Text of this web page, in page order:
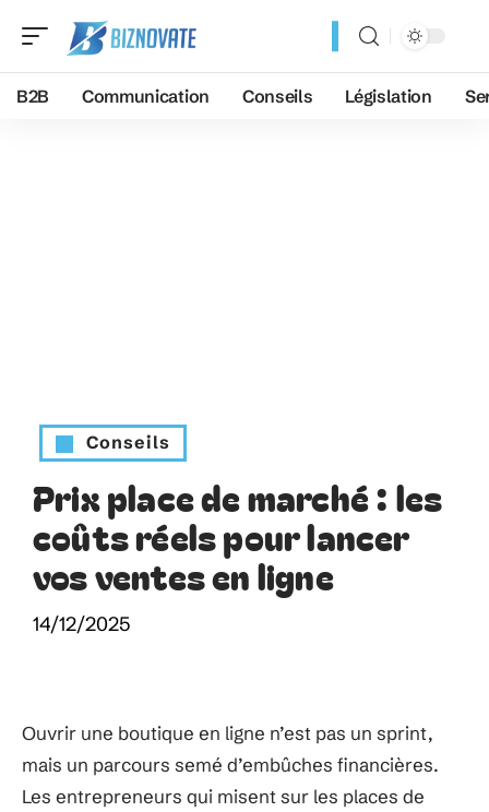
B2B Communication Conseils Législation
Conseils
Prix place de marché : les
coûts réels pour lancer
vos ventes en ligne
14/12/2025
Ouvrir une boutique en ligne n’est pas un sprint,
mais un parcours semé d’embûches financières.
Les entrepreneurs qui misent sur les places de